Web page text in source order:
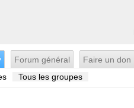
Tous les groupes
Forum général Faire un don